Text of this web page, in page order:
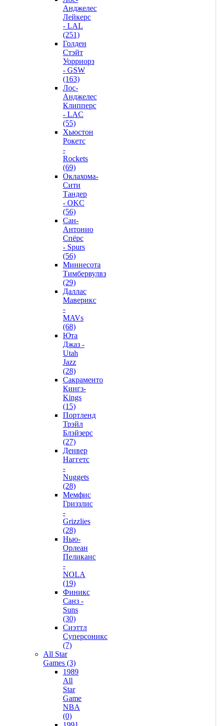
Анджелес
Лейкерс
- LAL
(251)
Голден
Стэйт
Уорриорз
- GSW
(163)
Лос-
Анджелес
Клипперс
- LAC
(55)
Хьюстон
Рокетс
-
Rockets
(69)
Оклахома-
Сити
Тандер
- OKC
(56)
Сан-
Антонио
Спёрс
- Spurs
(56)
Миннесота
Тимбервулвз
(29)
Даллас
Маверикс
-
MAVs
(68)
Юта
Джаз -
Utah
Jazz
(28)
Сакраменто
Кингз-
Kings
(15)
Портленд
Трэйл
Блэйзерс
(27)
Денвер
Наггетс
-
Nuggets
(28)
Мемфис
Гриззлис
-
Grizzlies
(28)
Нью-
Орлеан
Пеликанс
-
NOLA
(19)
Финикс
Санз -
Suns
(30)
Сиэттл
Суперсоникс
(7)
All Star
Games (3)
1989
All
Star
Game
NBA
(0)